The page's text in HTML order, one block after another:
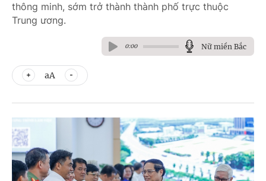
thông minh, sớm trở thành thành phố trực thuộc
Trung ương.
0:00 Nữ miền Bắc
aA